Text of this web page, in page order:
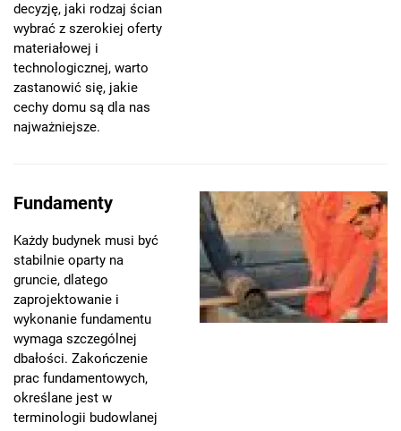
decyzję, jaki rodzaj ścian
wybrać z szerokiej oferty
materiałowej i
technologicznej, warto
zastanowić się, jakie
cechy domu są dla nas
najważniejsze.
Fundamenty
Każdy budynek musi być
stabilnie oparty na
gruncie, dlatego
zaprojektowanie i
wykonanie fundamentu
wymaga szczególnej
dbałości. Zakończenie
prac fundamentowych,
określane jest w
terminologii budowlanej